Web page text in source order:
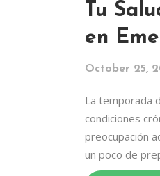
Tu
en
October 25,
La temporada
condiciones
preocupación
un poco de